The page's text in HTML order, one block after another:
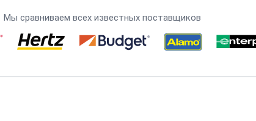
Мы сравниваем всех известных поставщиков